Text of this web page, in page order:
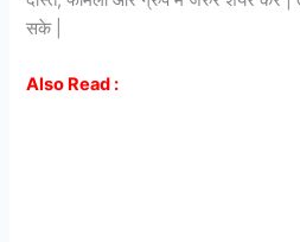
सके |
Also Read :